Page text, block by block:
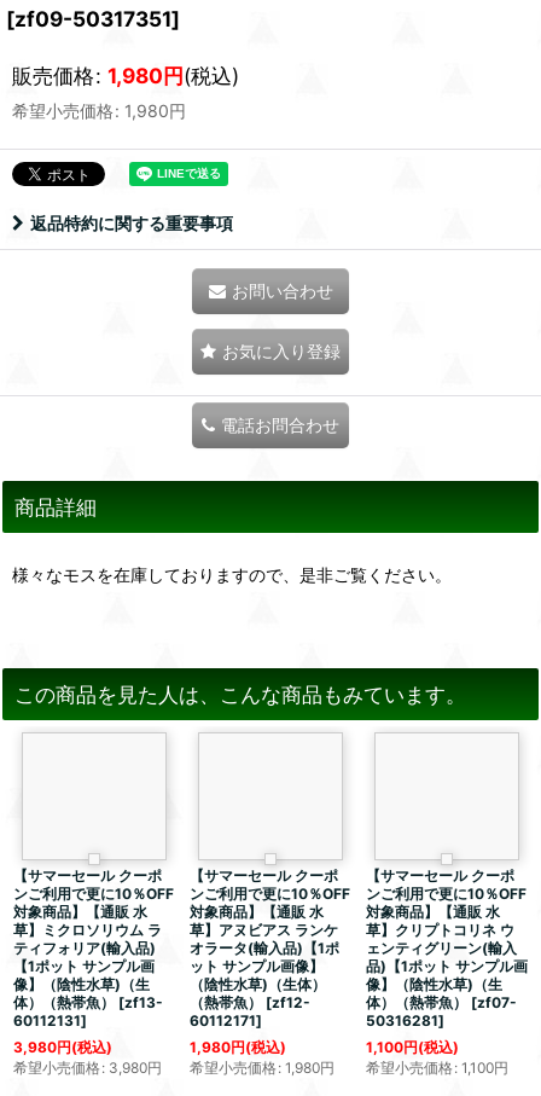
[zf09-50317351]
販売価格: 1,980円(税込)
希望小売価格: 1,980円
返品特約に関する重要事項
お問い合わせ
お気に入り登録
電話お問合わせ
商品詳細
様々なモスを在庫しておりますので、是非ご覧ください。
この商品を見た人は、こんな商品もみています。
【サマーセール クーポ
ンご利用で更に10％OFF
対象商品】【通販 水
草】ミクロソリウム ラ
ティフォリア(輸入品)
【1ポット サンプル画
像】（陰性水草)（生
体）（熱帯魚）
[zf13-
60112131]
3,980円(税込)
希望小売価格: 3,980円
【サマーセール クーポ
ンご利用で更に10％OFF
対象商品】【通販 水
草】アヌビアス ランケ
オラータ(輸入品)【1ポ
ット サンプル画像】
（陰性水草)（生体）
（熱帯魚）
[zf12-
60112171]
1,980円(税込)
希望小売価格: 1,980円
【サマーセール クーポ
ンご利用で更に10％OFF
対象商品】【通販 水
草】クリプトコリネ ウ
ェンティグリーン(輸入
品)【1ポット サンプル画
像】（陰性水草)（生
体）（熱帯魚）
[zf07-
50316281]
1,100円(税込)
希望小売価格: 1,100円